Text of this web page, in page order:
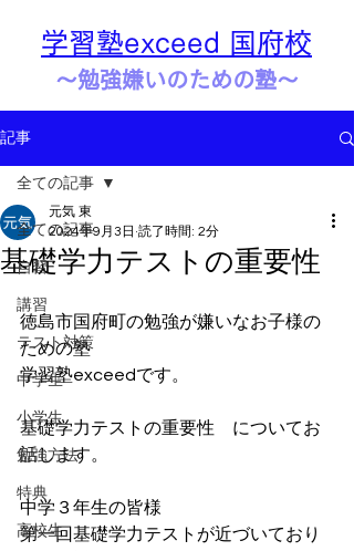
学習塾exceed 国府校
​​～勉強嫌いのための塾～
記事
全ての記事
自習
講習
テスト対策
中学生
小学生
勉強方法
特典
高校生
全ての記事
基礎学力テストの重要性
元気 東
2024年9月3日 読了時間: 2分
徳島市国府町の勉強が嫌いなお子様の
ための塾
学習塾exceedです。
基礎学力テストの重要性　についてお
話します。
中学３年生の皆様
第一回基礎学力テストが近づいており